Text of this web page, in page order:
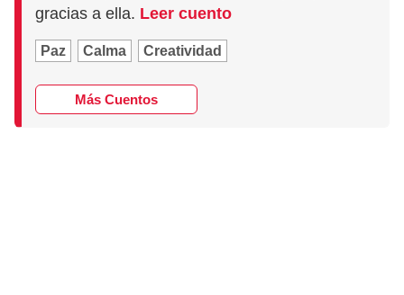
gracias a ella. Leer cuento
Paz Calma Creatividad
Más Cuentos